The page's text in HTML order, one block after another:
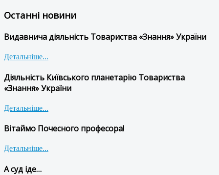
Останні новини
Видавнича діяльність Товариства «Знання» України
Детальніше...
Діяльність Київського планетарію Товариства
«Знання» України
Детальніше...
Вітаймо Почесного професора!
Детальніше...
А суд іде…